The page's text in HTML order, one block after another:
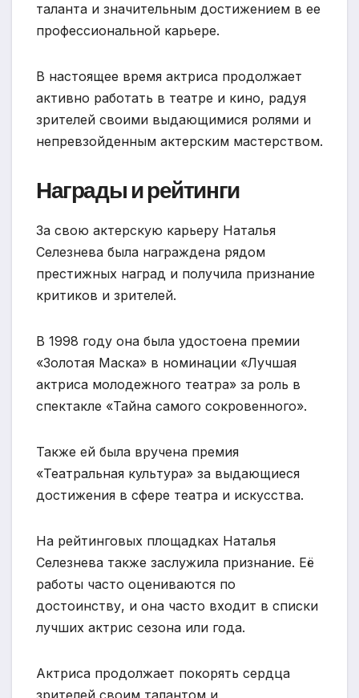
таланта и значительным достижением в ее
профессиональной карьере.
В настоящее время актриса продолжает
активно работать в театре и кино, радуя
зрителей своими выдающимися ролями и
непревзойденным актерским мастерством.
Награды и рейтинги
За свою актерскую карьеру Наталья
Селезнева была награждена рядом
престижных наград и получила признание
критиков и зрителей.
В 1998 году она была удостоена премии
«Золотая Маска» в номинации «Лучшая
актриса молодежного театра» за роль в
спектакле «Тайна самого сокровенного».
Также ей была вручена премия
«Театральная культура» за выдающиеся
достижения в сфере театра и искусства.
На рейтинговых площадках Наталья
Селезнева также заслужила признание. Её
работы часто оцениваются по
достоинству, и она часто входит в списки
лучших актрис сезона или года.
Актриса продолжает покорять сердца